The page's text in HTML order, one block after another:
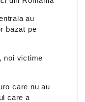
au
bazat pe
noi victime
care nu au
care a